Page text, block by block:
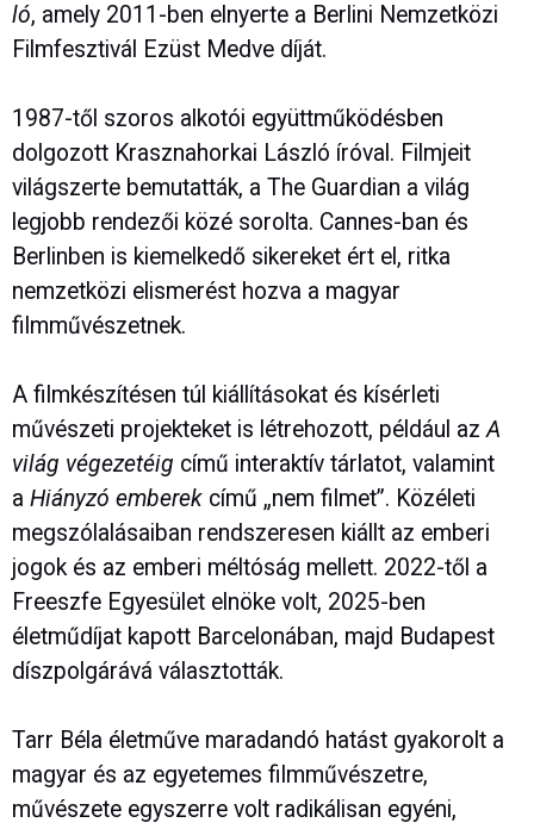
ló, amely 2011-ben elnyerte a Berlini Nemzetközi
Filmfesztivál Ezüst Medve díját.
1987-től szoros alkotói együttműködésben
dolgozott Krasznahorkai László íróval. Filmjeit
világszerte bemutatták, a The Guardian a világ
legjobb rendezői közé sorolta. Cannes-ban és
Berlinben is kiemelkedő sikereket ért el, ritka
nemzetközi elismerést hozva a magyar
filmművészetnek.
A filmkészítésen túl kiállításokat és kísérleti
művészeti projekteket is létrehozott, például azA
világ végezetéig című interaktív tárlatot, valamint
a Hiányzó emberek című „nem filmet”. Közéleti
megszólalásaiban rendszeresen kiállt az emberi
jogok és az emberi méltóság mellett. 2022-től a
Freeszfe Egyesület elnöke volt, 2025-ben
életműdíjat kapott Barcelonában, majd Budapest
díszpolgárává választották.
Tarr Béla életműve maradandó hatást gyakorolt a
magyar és az egyetemes filmművészetre,
művészete egyszerre volt radikálisan egyéni,